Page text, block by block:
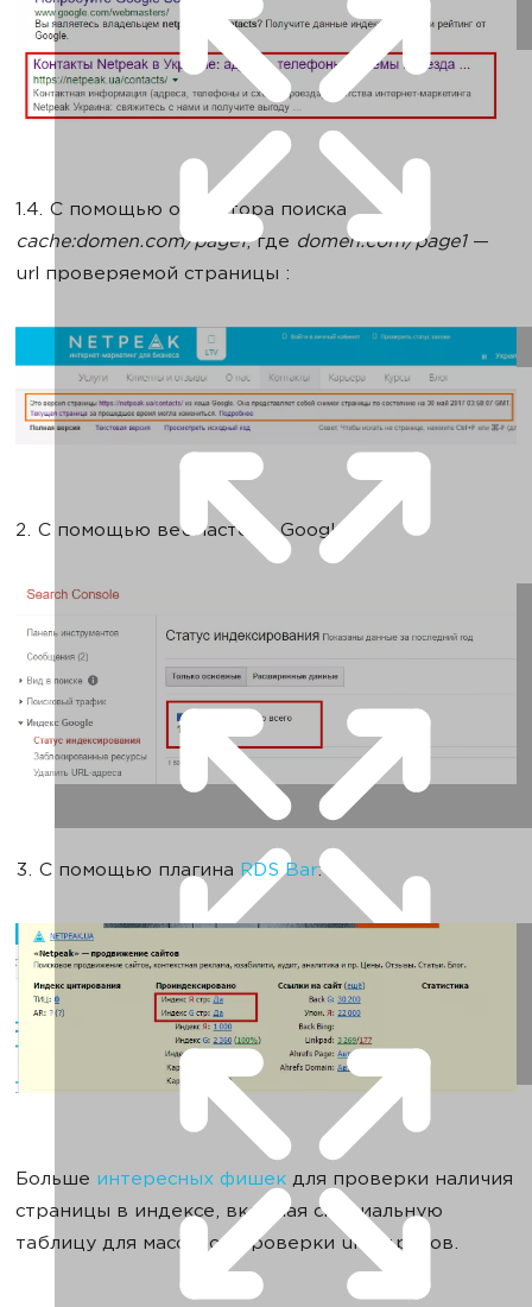
1.4. С помощью оператора поиска
cache:domen.com/page1, где domen.com/page1—
url проверяемой страницы :
2. С помощью вебмастера Google:
3. С помощью плагина RDS Bar:
Больше интересных фишек для проверки наличия
страницы в индексе, включая специальную
таблицу для массовой проверки url-адресов.